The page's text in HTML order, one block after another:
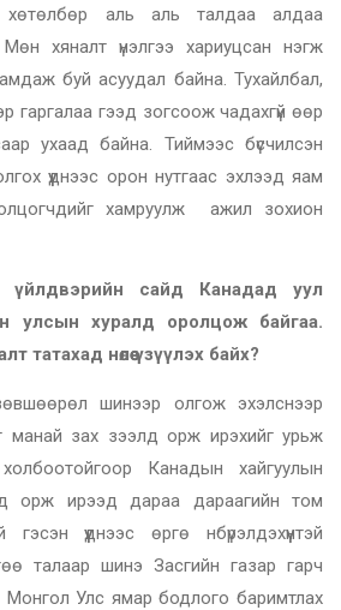
хөтөлбөр аль аль талдаа алдаа
хяналт үнэлгээ хариуцсан нэгж
буй асуудал байна. Тухайлбал,
гаргалаа гээд зогсоож чадахгүй өөр
ухаад байна. Тиймээс бүсчилсэн
үүднээс орон нутгаас эхлээд яам
хамруулж ажил зохион
үйлдвэрийн сайд Канадад уул
улсын хуралд оролцож байгаа.
татахад нөлөө үзүүлэх байх?
шинээр олгож эхэлснээр
манай зах зээлд орж ирэхийг урьж
Канадын хайгуулын
орж ирээд дараа дараагийн том
гэсэн үүднээс өргө нбүрэлдэхүүнтэй
талаар шинэ Засгийн газар гарч
Улс ямар бодлого баримтлах